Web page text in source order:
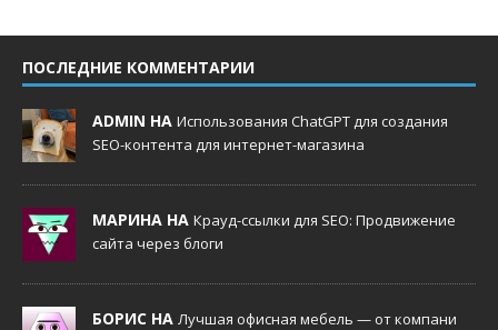
ПОСЛЕДНИЕ КОММЕНТАРИИ
ADMIN НА Использования ChatGPT для создания
SEO-контента для интернет-магазина
МАРИНА НА Крауд-ссылки для SEO: Продвижение
сайта через блоги
БОРИС НА Лучшая офисная мебель — от компани